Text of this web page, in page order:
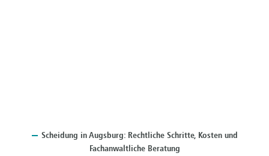
Scheidung in Augsburg: Rechtliche Schritte, Kosten und
Fachanwaltliche Beratung